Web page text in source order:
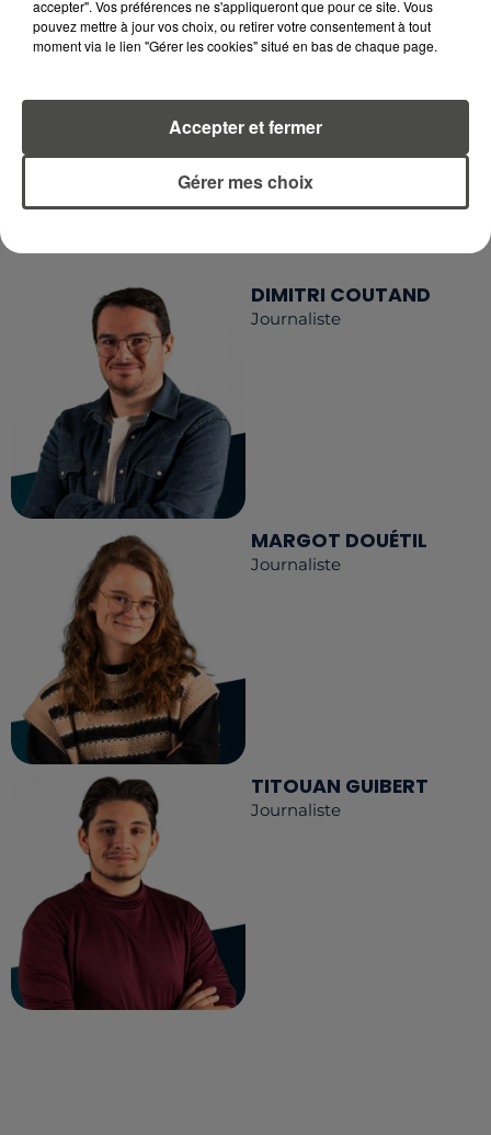
RETROUVEZ TOUTE L'ACTU DE LA RÉGION ET
RECEVEZ LES ALERTES INFOS DE LA RÉDACTION
RCA
LA RÉDACTION Voir toute l'équipe RCA
DIMITRI COUTAND
Journaliste
MARGOT DOUÉTIL
Journaliste
TITOUAN GUIBERT
Journaliste
accepter". Vos préférences ne s'appliqueront que pour ce site. Vous
pouvez mettre à jour vos choix, ou retirer votre consentement à tout
moment via le lien "Gérer les cookies" situé en bas de chaque page.
Gérer mes choix
Accepter et fermer